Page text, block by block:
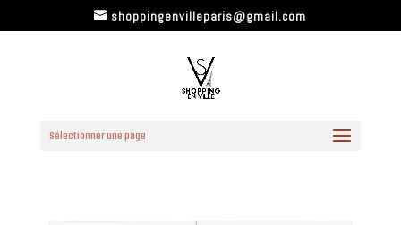
shoppingenvilleparis@gmail.com
Sélectionner une page